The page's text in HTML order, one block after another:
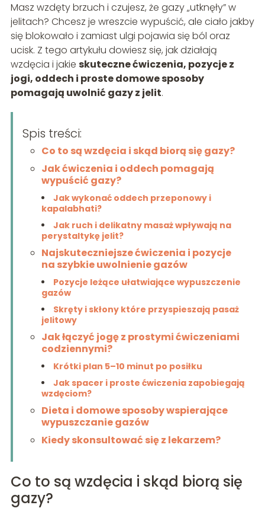
Masz wzdęty brzuch i czujesz, że gazy „utknęły” w
jelitach? Chcesz je wreszcie wypuścić, ale ciało jakby
się blokowało i zamiast ulgi pojawia się ból oraz
ucisk. Z tego artykułu dowiesz się, jak działają
wzdęcia i jakie skuteczne ćwiczenia, pozycje z
jogi, oddech i proste domowe sposoby
pomagają uwolnić gazy z jelit.
Spis treści:
Co to są wzdęcia i skąd biorą się gazy?
Jak ćwiczenia i oddech pomagają
wypuścić gazy?
Jak wykonać oddech przeponowy i
kapalabhati?
Jak ruch i delikatny masaż wpływają na
perystaltykę jelit?
Najskuteczniejsze ćwiczenia i pozycje
na szybkie uwolnienie gazów
Pozycje leżące ułatwiające wypuszczenie
gazów
Skręty i skłony które przyspieszają pasaż
jelitowy
Jak łączyć jogę z prostymi ćwiczeniami
codziennymi?
Krótki plan 5–10 minut po posiłku
Jak spacer i proste ćwiczenia zapobiegają
wzdęciom?
Dieta i domowe sposoby wspierające
wypuszczanie gazów
Kiedy skonsultować się z lekarzem?
Co to są wzdęcia i skąd biorą się
gazy?